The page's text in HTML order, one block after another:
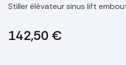
Stiller élévateur sinus lift
142,50 €